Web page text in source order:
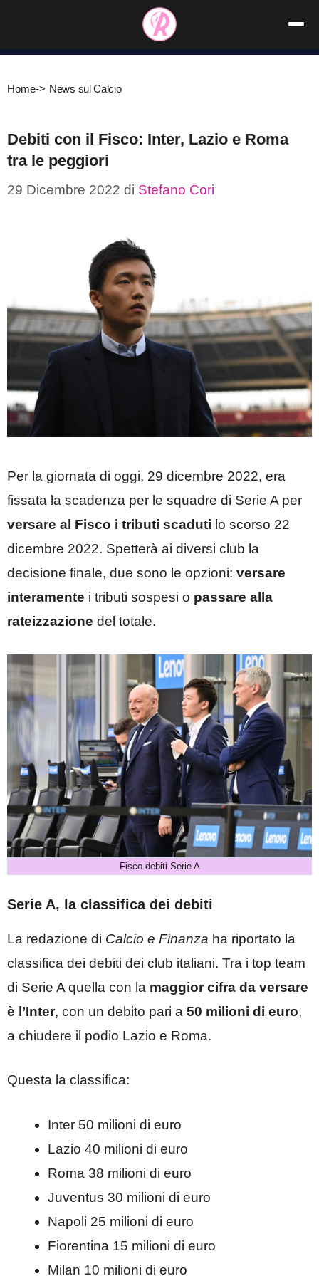
contenuto
Home-> News sul Calcio
Debiti con il Fisco: Inter, Lazio e Roma
tra le peggiori
29 Dicembre 2022 di Stefano Cori
Per la giornata di oggi, 29 dicembre 2022, era
fissata la scadenza per le squadre di Serie A per
versare al Fisco i tributi scaduti lo scorso 22
dicembre 2022. Spetterà ai diversi club la
decisione finale, due sono le opzioni: versare
interamente i tributi sospesi o passare alla
rateizzazione del totale.
Fisco debiti Serie A
Serie A, la classifica dei debiti
La redazione di Calcio e Finanza ha riportato la
classifica dei debiti dei club italiani. Tra i top team
di Serie A quella con la maggior cifra da versare
è l’Inter, con un debito pari a 50 milioni di euro,
a chiudere il podio Lazio e Roma.
Questa la classifica:
Inter 50 milioni di euro
Lazio 40 milioni di euro
Roma 38 milioni di euro
Juventus 30 milioni di euro
Napoli 25 milioni di euro
Fiorentina 15 milioni di euro
Milan 10 milioni di euro